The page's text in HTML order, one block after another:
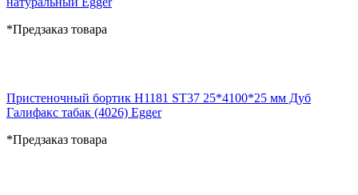
*Предзаказ товара
Пристеночный бортик H1181 ST37 25*4100*25 мм Дуб
Галифакс табак (4026) Egger
*Предзаказ товара